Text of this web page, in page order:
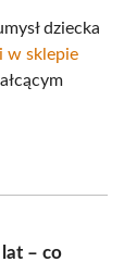
dziecka
w sklepie
– co